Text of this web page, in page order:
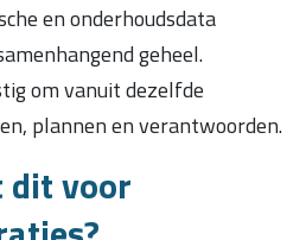
en onderhoudsdata
geheel.
om vanuit dezelfde
plannen en verantwoorden.
dit voor